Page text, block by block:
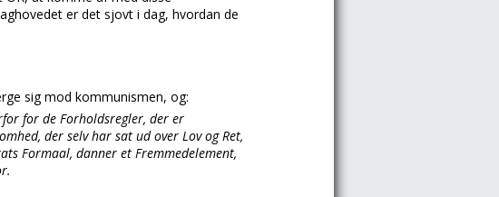
er det sjovt i dag, hvordan de
sig mod kommunismen, og:
for de Forholdsregler, der er
der selv har sat ud over Lov og Ret,
Formaal, danner et Fremmedelement,